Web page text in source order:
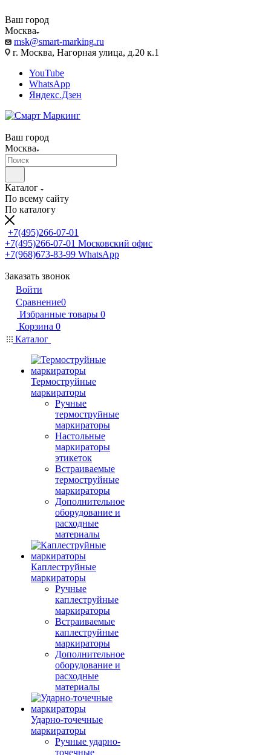
Ваш город
Москва
msk@smart-marking.ru
г. Москва, Нагорная улица, д.20 к.1
YouTube
WhatsApp
Яндекс.Дзен
Ваш город
Москва
Каталог
По всему сайту
По каталогу
+7(495)266-07-01
+7(495)266-07-01 Московский офис
+7(968)673-83-99 WhatsApp
Заказать звонок
Войти
Сравнение0
Избранные товары 0
Корзина 0
Каталог
Термоструйные
маркираторы
Ручные
термоструйные
маркираторы
Настольные
маркираторы
этикеток
Встраиваемые
термоструйные
маркираторы
Дополнительное
оборудование и
расходные
материалы
Каплеструйные
маркираторы
Ручные
каплеструйные
маркираторы
Встраиваемые
каплеструйные
маркираторы
Дополнительное
оборудование и
расходные
материалы
Ударно-точечные
маркираторы
Ручные ударно-
точечные